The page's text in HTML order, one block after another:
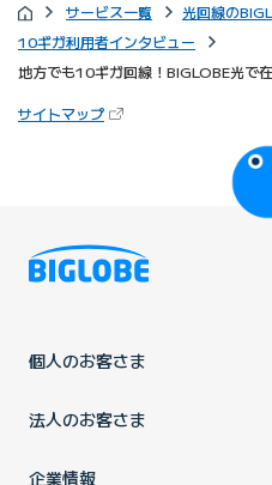
サービス一覧 光回線の
10ギガ利用者インタビュー
地方でも10ギガ回線！BIGLOBE光で
サイトマップ（新しいタブで開きます）
びっ
個人のお客さま
法人のお客さま
企業情報